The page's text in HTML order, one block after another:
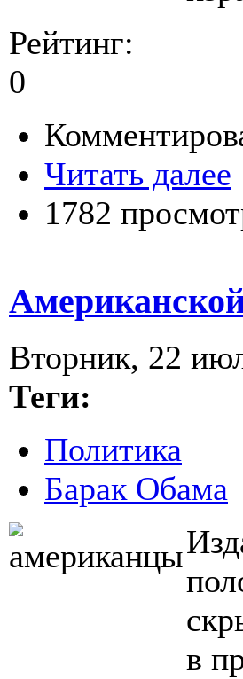
Рейтинг:
0
Читать далее
1782
Вторник, 22
Теги:
Политика
Барак Обама
в